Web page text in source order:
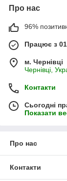
Про нас
96%
Працює з
м. Чернівці
Чернівці,
Контакти
Сьогодні
Показати
Про нас
Контакти